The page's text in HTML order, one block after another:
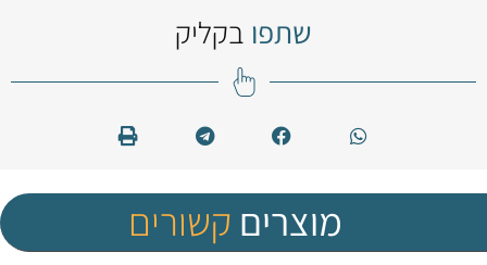
שתפו בקליק
מוצרים קשורים